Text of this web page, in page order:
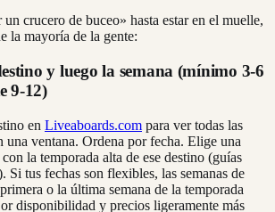
crucero de buceo» hasta estar en el muelle,
la mayoría de la gente:
y luego la semana (mínimo 3-6
9-12)
en Liveaboards.com para ver todas las
una ventana. Ordena por fecha. Elige una
la temporada alta de ese destino (guías
Si tus fechas son flexibles, las semanas de
o la última semana de la temporada
disponibilidad y precios ligeramente más